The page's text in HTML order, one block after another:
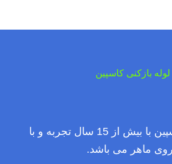
لوله بازکنی کاسپین
لوله بازکنی کاسپین با بیش از 15 سال تجربه و با
ماهر می باشد.